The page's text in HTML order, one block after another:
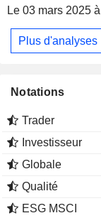
Le 03 mars 2025
Plus d'analyses
Notations
Trader
Investisseur
Globale
Qualité
ESG MSCI